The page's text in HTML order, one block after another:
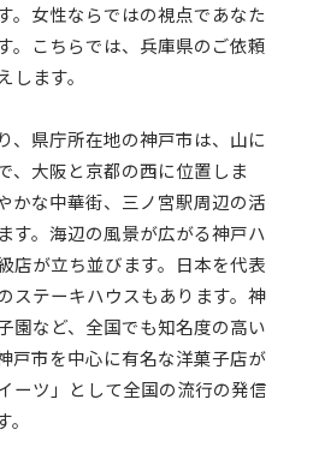
。女性ならではの視点であなた
。こちらでは、兵庫県のご依頼
ます。
、県庁所在地の神戸市は、山に
、大阪と京都の西に位置しま
かな中華街、三ノ宮駅周辺の活
す。海辺の風景が広がる神戸ハ
店が立ち並びます。日本を代表
ステーキハウスもあります。神
園など、全国でも知名度の高い
戸市を中心に有名な洋菓子店が
ーツ」として全国の流行の発信